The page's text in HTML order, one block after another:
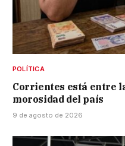
POLÍTICA
Corrientes está entre
morosidad del país
9 de agosto de 2026